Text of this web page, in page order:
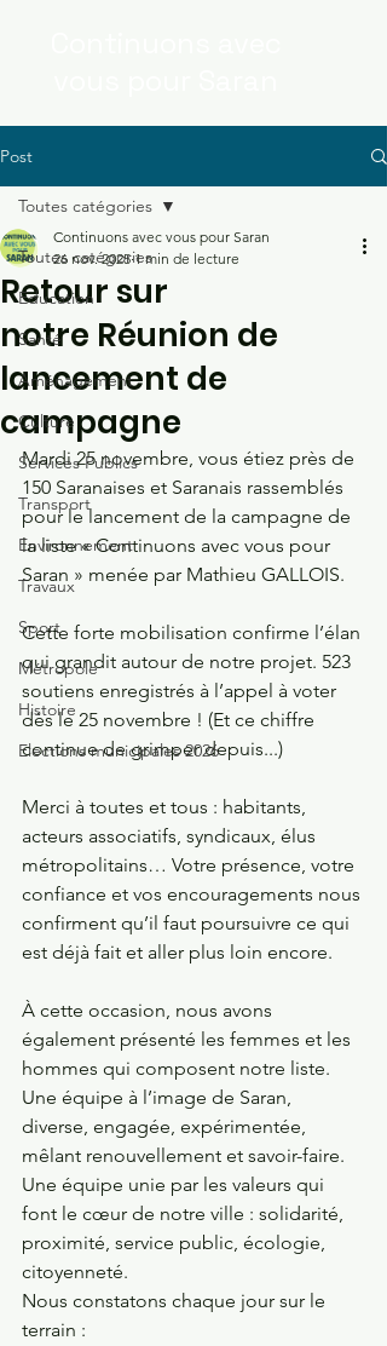
Post
Toutes catégories
Education
Santé
Aménagement
Culture
Services Publics
Transport
Environnement
Travaux
Sport
Métropole
Histoire
Elections municipales 2026
Toutes catégories
Retour sur
notre Réunion de
lancement de
campagne
Continuons avec vous pour Saran
26 nov. 2025 1 min de lecture
Mardi 25 novembre, vous étiez près de
150 Saranaises et Saranais rassemblés
pour le lancement de la campagne de
la liste « Continuons avec vous pour
Saran » menée par Mathieu GALLOIS.
Cette forte mobilisation confirme l’élan
qui grandit autour de notre projet. 523
soutiens enregistrés à l’appel à voter
dès le 25 novembre ! (Et ce chiffre
continue de grimper depuis...)
Merci à toutes et tous : habitants,
acteurs associatifs, syndicaux, élus
métropolitains… Votre présence, votre
confiance et vos encouragements nous
confirment qu’il faut poursuivre ce qui
est déjà fait et aller plus loin encore.
À cette occasion, nous avons
également présenté les femmes et les
hommes qui composent notre liste.
Une équipe à l’image de Saran,
diverse, engagée, expérimentée,
mêlant renouvellement et savoir-faire.
Une équipe unie par les valeurs qui
font le cœur de notre ville : solidarité,
proximité, service public, écologie,
citoyenneté.
Nous constatons chaque jour sur le
terrain :